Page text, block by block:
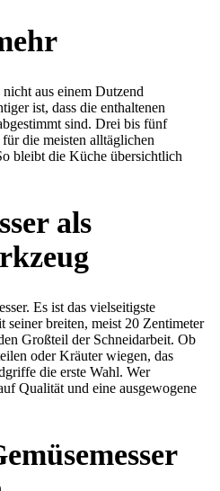
aus einem Dutzend
ist, dass die enthaltenen
sind. Drei bis fünf
die meisten alltäglichen
bleibt die Küche übersichtlich
als
Es ist das vielseitigste
breiten, meist 20 Zentimeter
Großteil der Schneidarbeit. Ob
oder Kräuter wiegen, das
die erste Wahl. Wer
Qualität und eine ausgewogene